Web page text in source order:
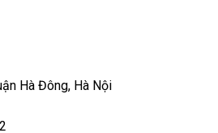
Hà Đông, Hà Nội